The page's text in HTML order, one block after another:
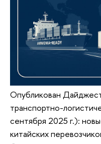
Опубликован
транспортно-
сентября 2025 г.):
китайских